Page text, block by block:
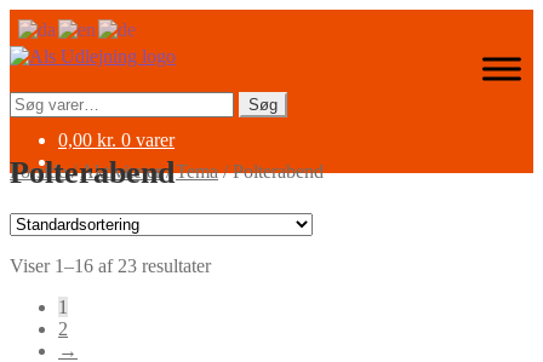
Spring
til
navigation
Spring
til
indhold
Søg
efter:
Søg
0,00 kr. 0 varer
Forside/Aktiviteter/Tema/Polterabend
Polterabend
Viser 1–16 af 23 resultater
1
2
→